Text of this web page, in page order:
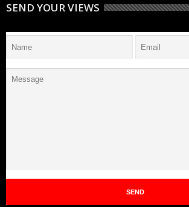
SEND YOUR VIEWS